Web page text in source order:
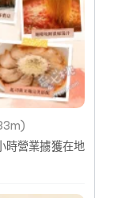
時營業擄獲在地